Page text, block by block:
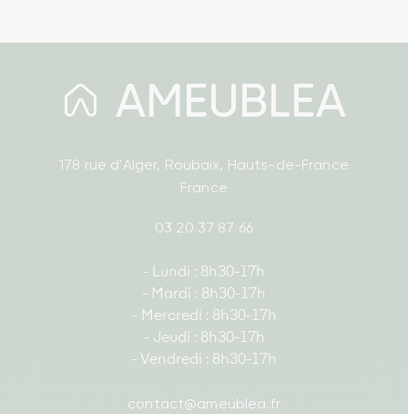
178 rue d'Alger, Roubaix, Hauts-de-France
France
03 20 37 87 66
- Lundi : 8h30-17h
- Mardi : 8h30-17h
- Mercredi : 8h30-17h
- Jeudi : 8h30-17h
- Vendredi : 8h30-17h
contact@ameublea.fr